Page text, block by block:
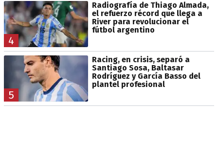
4
Radiografía de Thiago Almada,
el refuerzo récord que llega a
River para revolucionar el
fútbol argentino
5
Racing, en crisis, separó a
Santiago Sosa, Baltasar
Rodríguez y García Basso del
plantel profesional